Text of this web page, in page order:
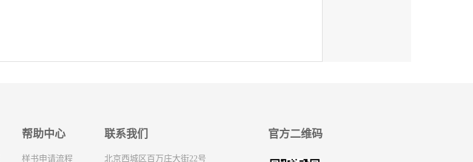
帮助中心
样书申请流程
联系我们
北京西城区百万庄大街22号
官方二维码